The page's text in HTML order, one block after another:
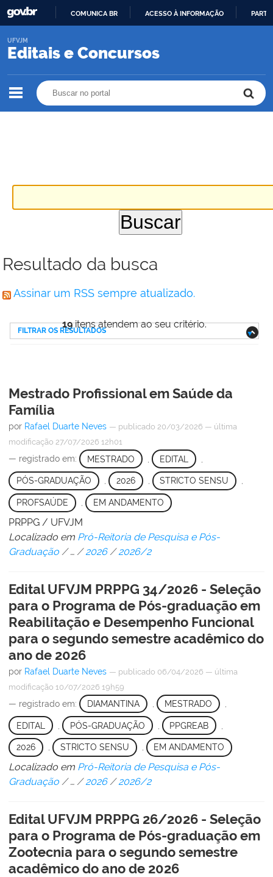
O
COMUNICA BR ACESSO À INFORMAÇÃO
Editais e Concursos
UFVJM
Resultado da busca
Assinar um RSS sempre atualizado.
19itens atendem ao seu critério.
FILTRAR OS RESULTADOS
Mestrado Profissional em Saúde da
Família
por Rafael Duarte Neves — publicado 20/03/2026 — última
modificação 27/07/2026 12h01
— registrado em: MESTRADO EDITAL
PÓS-GRADUAÇÃO , 2026 , STRICTO SENSU ,
PROFSAÚDE EM ANDAMENTO
PRPPG / UFVJM
Localizado em Pró-Reitoria de Pesquisa e Pós-
Graduação /… /2026 /2026/2
Edital UFVJM PRPPG 34/2026 - Seleção
para o Programa de Pós-graduação em
Reabilitação e Desempenho Funcional
para o segundo semestre acadêmico do
ano de 2026
por Rafael Duarte Neves — publicado 06/04/2026 — última
modificação 10/07/2026 19h59
— registrado em: DIAMANTINA MESTRADO
EDITAL PÓS-GRADUAÇÃO PPGREAB
2026 , STRICTO SENSU , EM ANDAMENTO
Localizado em Pró-Reitoria de Pesquisa e Pós-
Graduação /… /2026 /2026/2
Edital UFVJM PRPPG 26/2026 - Seleção
para o Programa de Pós-graduação em
Zootecnia para o segundo semestre
acadêmico do ano de 2026